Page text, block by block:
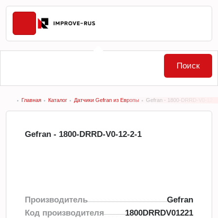
Главная Каталог Датчики Gefran из Европы Gefran - 1800-DRRD-V0-12-
Gefran - 1800-DRRD-V0-12-2-1
Производитель
Gefran
Код производителя
1800DRRDV01221
Поиск